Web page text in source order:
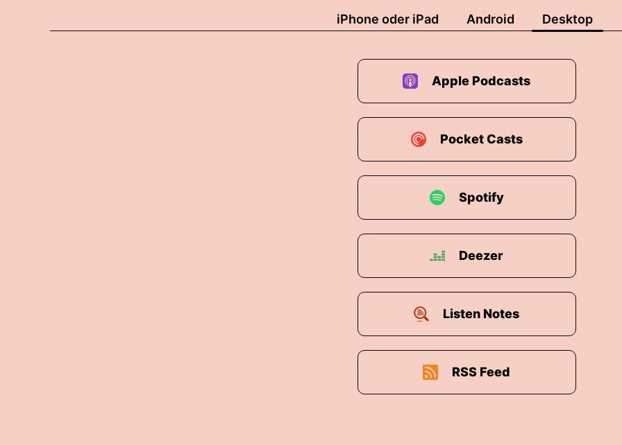
iPhone oder iPad Android Desktop
Apple Podcasts
Pocket Casts
Spotify
Deezer
Listen Notes
RSS Feed